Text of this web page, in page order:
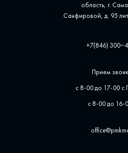
область, г.
Санфировой, д. 95
+7(846)
Прием
с 8-00 до 17-00 с
с 8-00 до 16-